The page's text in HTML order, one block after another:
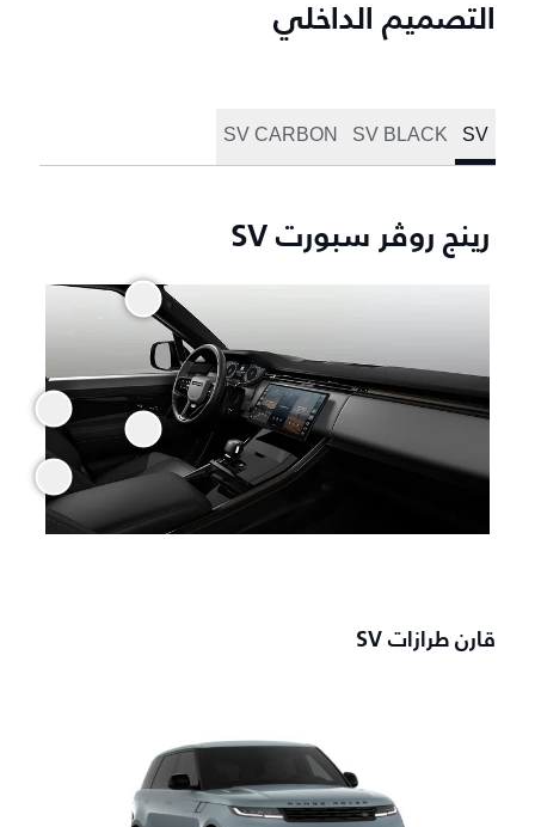
التصميم الداخلي
SV
SV BLACK
SV CARBON
رينج روڤر سبورت SV
قارن طرازات SV